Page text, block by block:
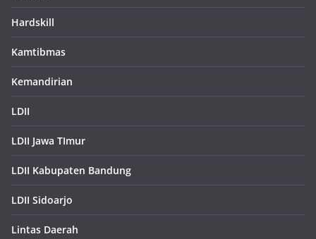
Hardskill
Kamtibmas
Kemandirian
LDII
LDII Jawa TImur
LDII Kabupaten Bandung
LDII Sidoarjo
Lintas Daerah